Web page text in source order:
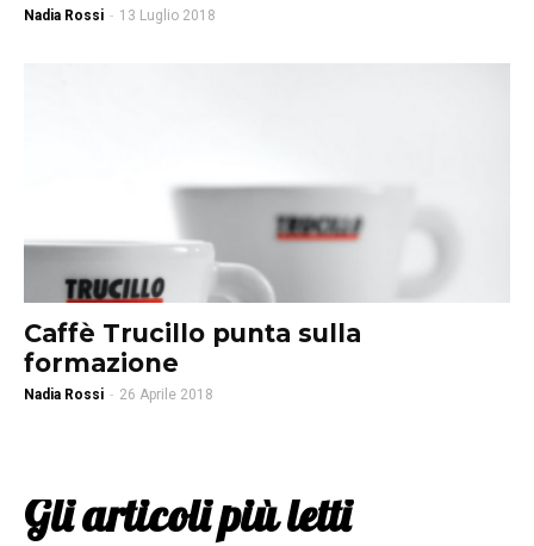
Nadia Rossi - 13 Luglio 2018
Caffè Trucillo punta sulla
formazione
Nadia Rossi - 26 Aprile 2018
Gli articoli più letti